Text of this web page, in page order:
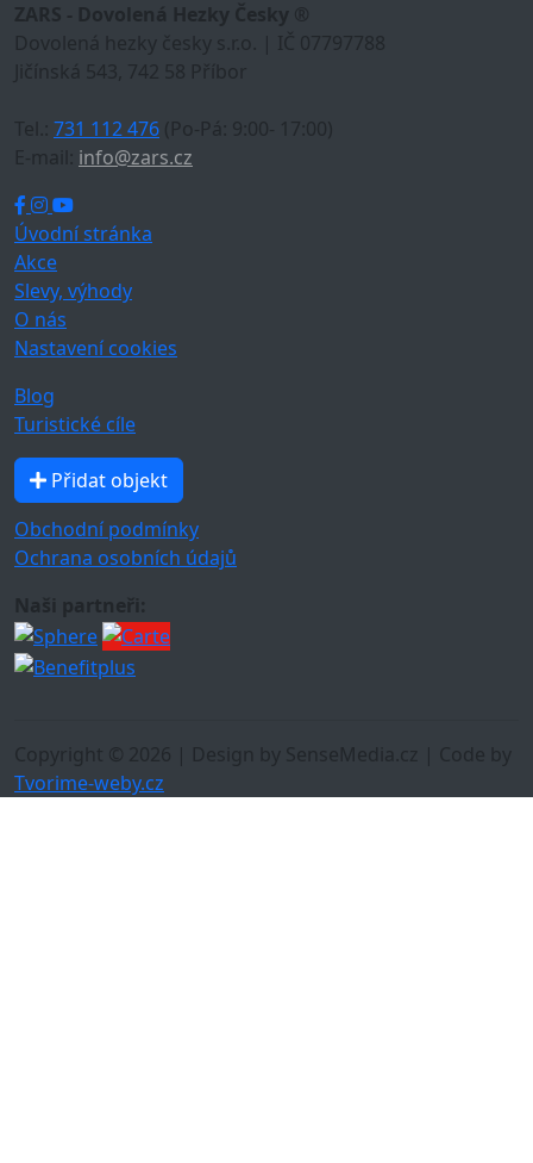
ZARS - Dovolená Hezky Česky ®
Dovolená hezky česky s.r.o. | IČ 07797788
Jičínská 543, 742 58 Příbor
Tel.: 731 112 476 (Po-Pá: 9:00- 17:00)
E-mail: info@zars.cz
Úvodní stránka
Akce
Slevy, výhody
O nás
Nastavení cookies
Blog
Turistické cíle
Přidat objekt
Obchodní podmínky
Ochrana osobních údajů
Naši partneři:
Copyright © 2026 | Design by SenseMedia.cz | Code by
Tvorime-weby.cz